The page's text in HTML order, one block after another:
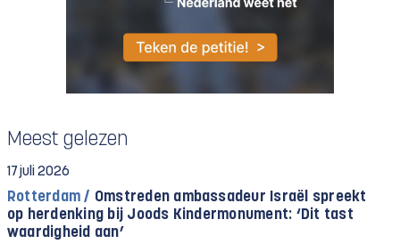
Meest gelezen
17 juli 2026
Rotterdam / Omstreden ambassadeur Israël spreekt
op herdenking bij Joods Kindermonument: ‘Dit tast
waardigheid aan’